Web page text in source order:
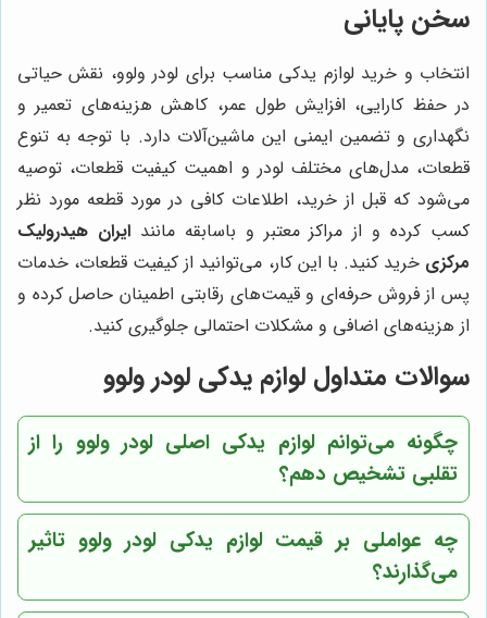
سخن پایانی
انتخاب و خرید لوازم یدکی مناسب برای لودر ولوو، نقش حیاتی
در حفظ کارایی، افزایش طول عمر، کاهش هزینه‌های تعمیر و
نگهداری و تضمین ایمنی این ماشین‌آلات دارد. با توجه به تنوع
قطعات، مدل‌های مختلف لودر و اهمیت کیفیت قطعات، توصیه
می‌شود که قبل از خرید، اطلاعات کافی در مورد قطعه مورد نظر
کسب کرده و از مراکز معتبر و باسابقه مانندایران هیدرولیک
مرکزی خرید کنید. با این کار، می‌توانید از کیفیت قطعات، خدمات
پس از فروش حرفه‌ای و قیمت‌های رقابتی اطمینان حاصل کرده و
از هزینه‌های اضافی و مشکلات احتمالی جلوگیری کنید.
سوالات متداول لوازم یدکی لودر ولوو
چگونه می‌توانم لوازم یدکی اصلی لودر ولوو را از
تقلبی تشخیص دهم؟
چه عواملی بر قیمت لوازم یدکی لودر ولوو تاثیر
می‌گذارند؟